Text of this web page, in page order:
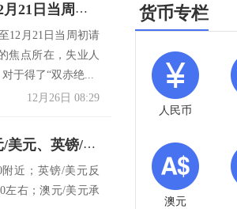
今日财经数据前瞻：今日发布美国截至12月21日当周初请失业金人数
12月21日当周初请
焦点所在，失业人
于得了“双赤绝...
12月26日 08:29
圣诞节也可操作？交易员策略建议：欧元/美元、英镑/美元、美元/日元、澳元/美元
近；英镑/美元反
左右；澳元/美元承
货币专栏
人民币
澳元